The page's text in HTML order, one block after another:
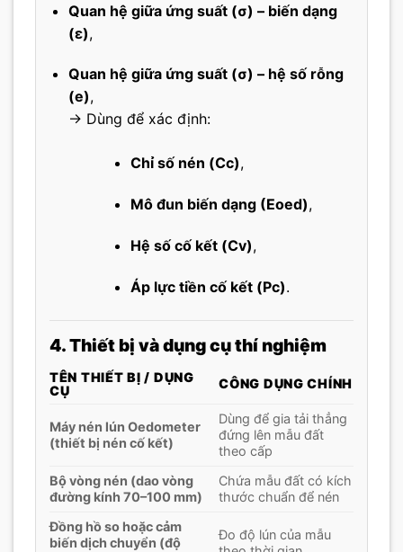
Quan hệ giữa ứng suất (σ) – biến dạng
(ε),
Quan hệ giữa ứng suất (σ) – hệ số rỗng
(e),
→ Dùng để xác định:
Chỉ số nén (Cc),
Mô đun biến dạng (Eoed),
Hệ số cố kết (Cv),
Áp lực tiền cố kết (Pc).
4. Thiết bị và dụng cụ thí nghiệm
TÊN THIẾT BỊ / DỤNG
CỤ
CÔNG DỤNG CHÍNH
Máy nén lún Oedometer
(thiết bị nén cố kết)
Dùng để gia tải thẳng
đứng lên mẫu đất
theo cấp
Bộ vòng nén (dao vòng
đường kính 70–100 mm)
Chứa mẫu đất có kích
thước chuẩn để nén
Đồng hồ so hoặc cảm
biến dịch chuyển (độ
Đo độ lún của mẫu